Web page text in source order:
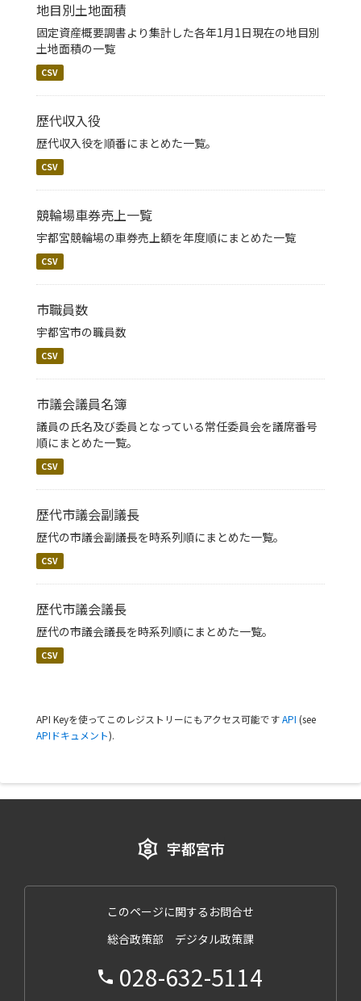
地目別土地面積
固定資産概要調書より集計した各年1月1日現在の地目別
土地面積の一覧
CSV
歴代収入役
歴代収入役を順番にまとめた一覧。
CSV
競輪場車券売上一覧
宇都宮競輪場の車券売上額を年度順にまとめた一覧
CSV
市職員数
宇都宮市の職員数
CSV
市議会議員名簿
議員の氏名及び委員となっている常任委員会を議席番号
順にまとめた一覧。
CSV
歴代市議会副議長
歴代の市議会副議長を時系列順にまとめた一覧。
CSV
歴代市議会議長
歴代の市議会議長を時系列順にまとめた一覧。
CSV
API Keyを使ってこのレジストリーにもアクセス可能ですAPI (see
APIドキュメント).
このページに関するお問合せ
総合政策部 デジタル政策課
028-632-5114